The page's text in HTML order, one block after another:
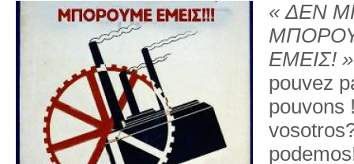
« ΔΕΝ
ΕΜΕΙΣ! »
pouvez
pouvons